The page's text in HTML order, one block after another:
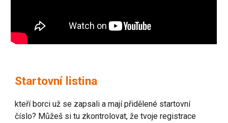
Startovní listina
kteří borci už se zapsali a mají přidělené startovní
číslo? Můžeš si tu zkontrolovat, že tvoje registrace